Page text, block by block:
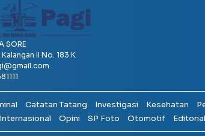
SORE
II No. 183 K
Catatan Tatang Investigasi Kesehatan
Internasional Opini SP Foto Otomotif Editorial